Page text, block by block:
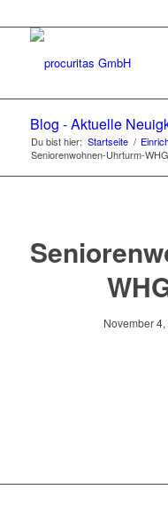
Blog - Aktuelle
Du bist hier: Startseite /
Seniorenwohnen-Uhrturm-
November